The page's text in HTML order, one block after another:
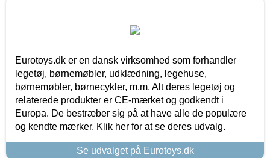
Eurotoys.dk er en dansk virksomhed som forhandler
legetøj, børnemøbler, udklædning, legehuse,
børnemøbler, børnecykler, m.m. Alt deres legetøj og
relaterede produkter er CE-mærket og godkendt i
Europa. De bestræber sig på at have alle de populære
og kendte mærker. Klik her for at se deres udvalg.
Se udvalget på Eurotoys.dk